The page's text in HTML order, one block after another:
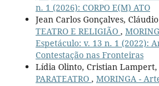
n. 1 (2026): CORPO E(M) ATO
Jean Carlos Gonçalves,
TEATRO E RELIGIÃO ,
Espetáculo: v. 13 n. 1 (2022):
Contestação nas Fronteiras
Lídia Olinto, Cristian Lampert,
PARATEATRO , MORINGA -